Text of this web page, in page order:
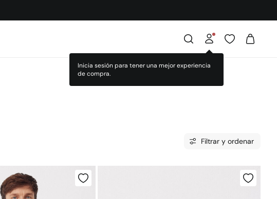
Filtrar y ordenar